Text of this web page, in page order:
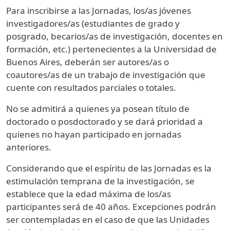
Para inscribirse a las Jornadas, los/as jóvenes
investigadores/as (estudiantes de grado y
posgrado, becarios/as de investigación, docentes en
formación, etc.) pertenecientes a la Universidad de
Buenos Aires, deberán ser autores/as o
coautores/as de un trabajo de investigación que
cuente con resultados parciales o totales.
No se admitirá a quienes ya posean título de
doctorado o posdoctorado y se dará prioridad a
quienes no hayan participado en jornadas
anteriores.
Considerando que el espíritu de las Jornadas es la
estimulación temprana de la investigación, se
establece que la edad máxima de los/as
participantes será de 40 años. Excepciones podrán
ser contempladas en el caso de que las Unidades